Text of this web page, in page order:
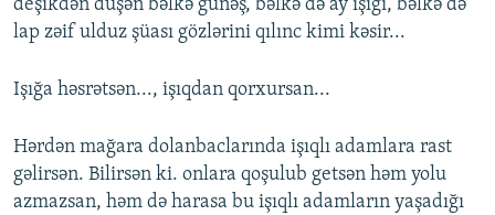
deşikdən düşən bəlkə günəş, bəlkə də ay işığı, bəlkə də
lap zəif ulduz şüası gözlərini qılınc kimi kəsir...
Işığa həsrətsən..., işıqdan qorxursan...
Hərdən mağara dolanbaclarında işıqlı adamlara rast
gəlirsən. Bilirsən ki. onlara qoşulub getsən həm yolu
azmazsan, həm də harasa bu işıqlı adamların yaşadığı